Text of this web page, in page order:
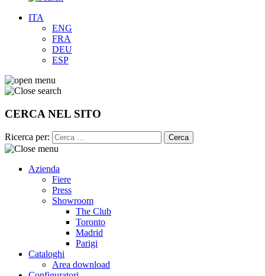
ITA
ENG
FRA
DEU
ESP
CERCA NEL SITO
Ricerca per:
Azienda
Fiere
Press
Showroom
The Club
Toronto
Madrid
Parigi
Cataloghi
Area download